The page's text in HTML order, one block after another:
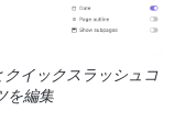
イックスラッシュコ
を編集